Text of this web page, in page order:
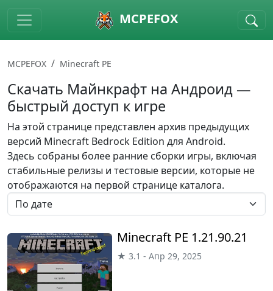
Skip to main content MCPEFOX
MCPEFOX Minecraft PE
Скачать Майнкрафт на Андроид —
быстрый доступ к игре
На этой странице представлен архив предыдущих
версий Minecraft Bedrock Edition для Android.
Здесь собраны более ранние сборки игры, включая
стабильные релизы и тестовые версии, которые не
отображаются на первой странице каталога.
Minecraft PE 1.21.90.21
★ 3.1 - Апр 29, 2025